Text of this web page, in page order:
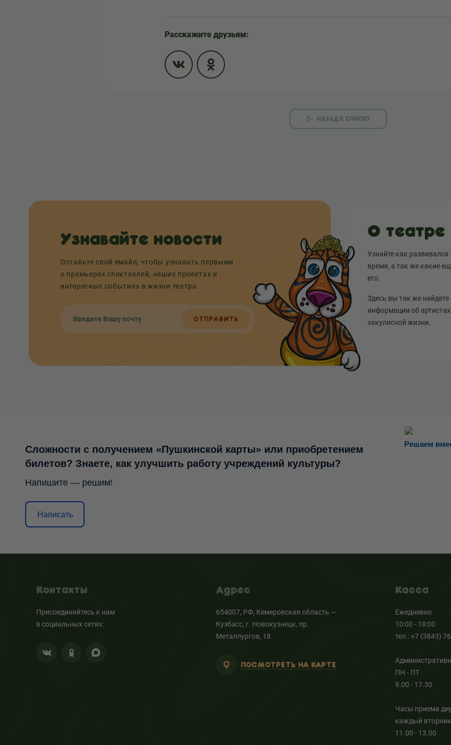
Расскажите друзьям:
НАЗАД К СПИСКУ
Узнавайте новости
Оставьте свой емайл, чтобы узнавать первыми
о премьерах спектаклей, наших проектах и
интересных событиях в жизни театра.
ОТПРАВИТЬ
О театре
Узнайте как развивался
время, а так же какие
его.
Здесь вы так же найдете
информации об артистах
закулисной жизни.
Решаем
Сложности с получением «Пушкинской карты» или приобретением
билетов? Знаете, как улучшить работу учреждений культуры?
Напишите — решим!
Написать
Контакты
Присоединяйтесь к нам
в социальных сетях:
Адрес
654007, РФ, Кемеровская область —
Кузбасс, г. Новокузнецк, пр.
Металлургов, 18
ПОСМОТРЕТЬ НА КАРТЕ
Касса
Ежедневно
10:00 - 18:00
тел.: +7 (3843)
ПН - ПТ
9.00 - 17.30
Часы приема
каждый
11.00 - 13.00